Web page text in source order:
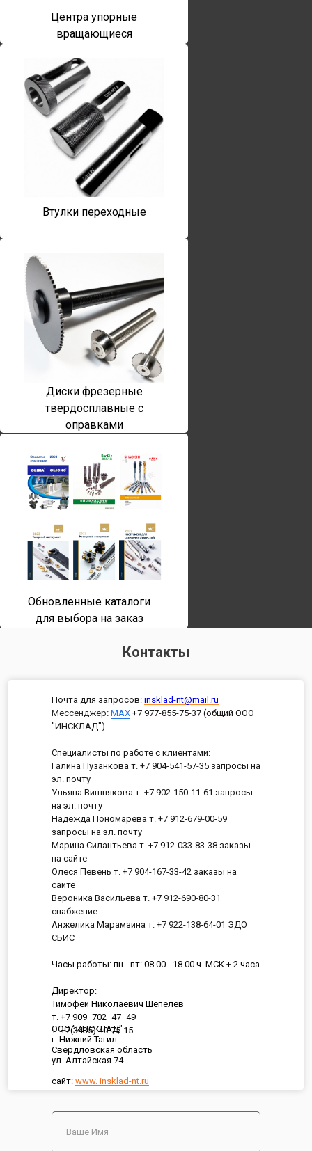
Центра упорные
вращающиеся
Втулки переходные
Диски фрезерные
твердосплавные с
оправками
Обновленные каталоги
для выбора на заказ
Контакты
ООО "ИНСКЛАД"
г. Нижний Тагил
Свердловская область
ул. Алтайская 74
сайт: www. insklad-nt.ru
Почта для запросов: insklad-nt@mail.ru
Мессенджер: MAX +7 977-855-75-37 (общий ООО
"ИНСКЛАД")
Специалисты по работе с клиентами:
Галина Пузанкова т. +7 904-541-57-35 запросы на
эл. почту
Ульяна Вишнякова т. +7 902-150-11-61 запросы
на эл. почту
Надежда Пономарева т. +7 912-679-00-59
запросы на эл. почту
Марина Силантьева т. +7 912-033-83-38 заказы
на сайте
Олеся Певень т. +7 904-167-33-42 заказы на
сайте
Вероника Васильева т. +7 912-690-80-31
снабжение
Анжелика Марамзина т. +7 922-138-64-01 ЭДО
СБИС
Часы работы: пн - пт: 08.00 - 18.00 ч. МСК + 2 часа
Директор:
Тимофей Николаевич Шепелев
т. +7 909−702−47−49
т. +7(3435) 40-75-15